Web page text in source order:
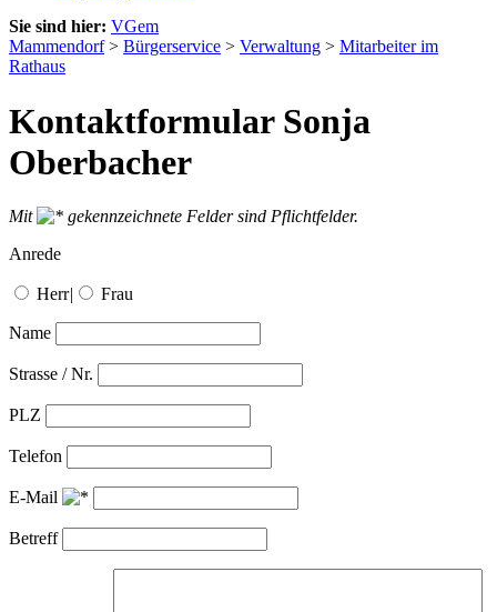
Sie sind hier: VGem
Mammendorf> Bürgerservice > Verwaltung > Mitarbeiter im
Rathaus
Kontaktformular Sonja
Oberbacher
Mit
gekennzeichnete Felder sind Pflichtfelder.
Anrede
Herr| Frau
Name
Strasse / Nr.
PLZ
Telefon
E-Mail
Betreff